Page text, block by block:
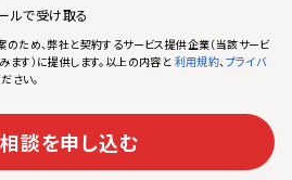
ルで受け取る
ため、弊社と契約するサービス提供企業（当該サービ
す）に提供します。以上の内容と 利用規約、プライバ
さい。
談を申し込む